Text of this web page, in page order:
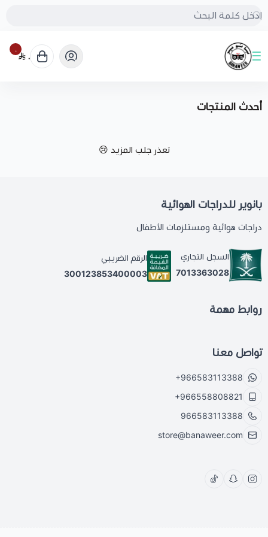
بانوير للدراجات الهوائية
٠
٠
أحدث المنتجات
تعذر جلب المزيد 😢
بانوير للدراجات الهوائية
دراجات هوائية ومستلزمات الأطفال
السجل التجاري
7013363028
الرقم الضريبي
300123853400003
روابط مهمة
تواصل معنا
+966583113388
+966558808821
966583113388
store@banaweer.com